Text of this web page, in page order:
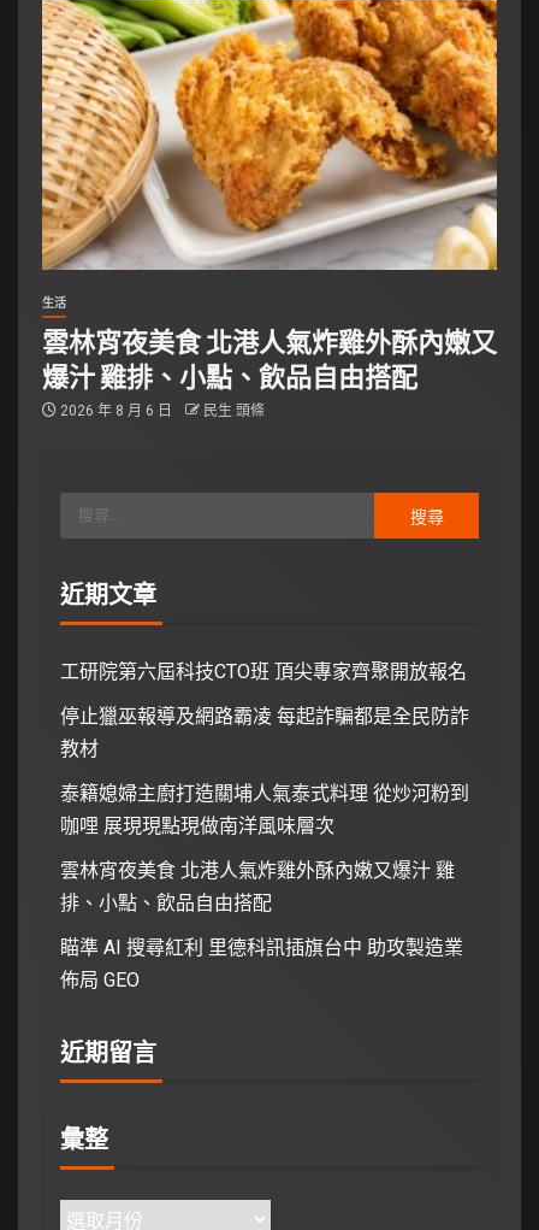
生活
雲林宵夜美食 北港人氣炸雞外酥內嫩又
爆汁 雞排、小點、飲品自由搭配
2026 年 8 月 6 日 民生 頭條
近期文章
工研院第六屆科技CTO班 頂尖專家齊聚開放報名
停止獵巫報導及網路霸凌 每起詐騙都是全民防詐
教材
泰籍媳婦主廚打造關埔人氣泰式料理 從炒河粉到
咖哩 展現現點現做南洋風味層次
雲林宵夜美食 北港人氣炸雞外酥內嫩又爆汁 雞
排、小點、飲品自由搭配
瞄準 AI 搜尋紅利 里德科訊插旗台中 助攻製造業
佈局 GEO
近期留言
彙整